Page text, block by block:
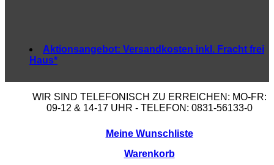
WIR SIND TELEFONISCH ZU ERREICHEN: MO-FR:
09-12 & 14-17 UHR - TELEFON: 0831-56133-0
Meine Wunschliste
Warenkorb
Aktionsangebot: Versandkosten inkl. Fracht frei
Haus*